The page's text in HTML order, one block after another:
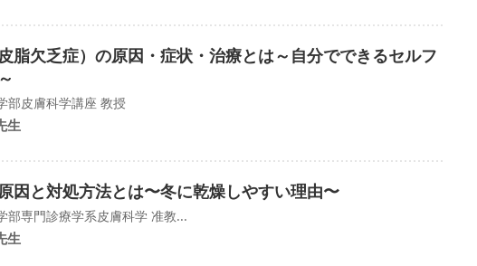
脂欠乏症）の原因・症状・治療とは～自分でできるセルフ
部皮膚科学講座 教授
生
因と対処方法とは〜冬に乾燥しやすい理由〜
部専門診療学系皮膚科学 准教...
生